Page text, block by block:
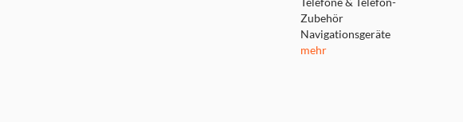
Zubehör
Navigationsgeräte
mehr